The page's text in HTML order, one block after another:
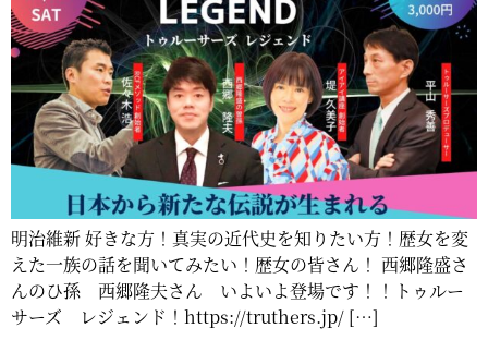
明治維新 好きな方！真実の近代史を知りたい方！歴女を変
えた一族の話を聞いてみたい！歴女の皆さん！ 西郷隆盛さ
んのひ孫 西郷隆夫さん いよいよ登場です！！トゥルー
サーズ レジェンド！https://truthers.jp/ […]